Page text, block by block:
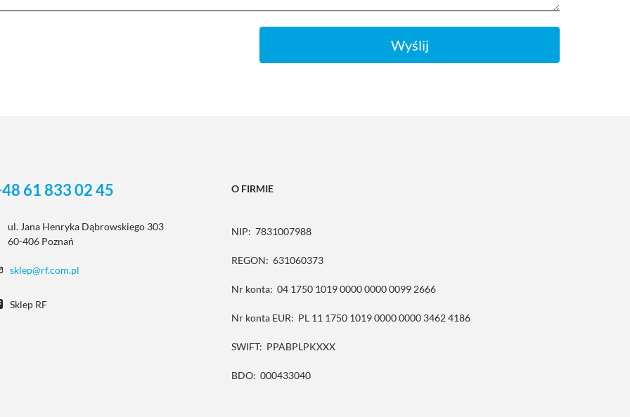
Wyślij
61 833 02 45
ul. Jana Henryka Dąbrowskiego 303
60-406 Poznań
sklep@rf.com.pl
Sklep RF
O FIRMIE
NIP: 7831007988
REGON: 631060373
Nr konta: 04 1750 1019 0000 0000 0099 2666
Nr konta EUR: PL 11 1750 1019 0000 0000 3462 4186
SWIFT: PPABPLPKXXX
BDO: 000433040